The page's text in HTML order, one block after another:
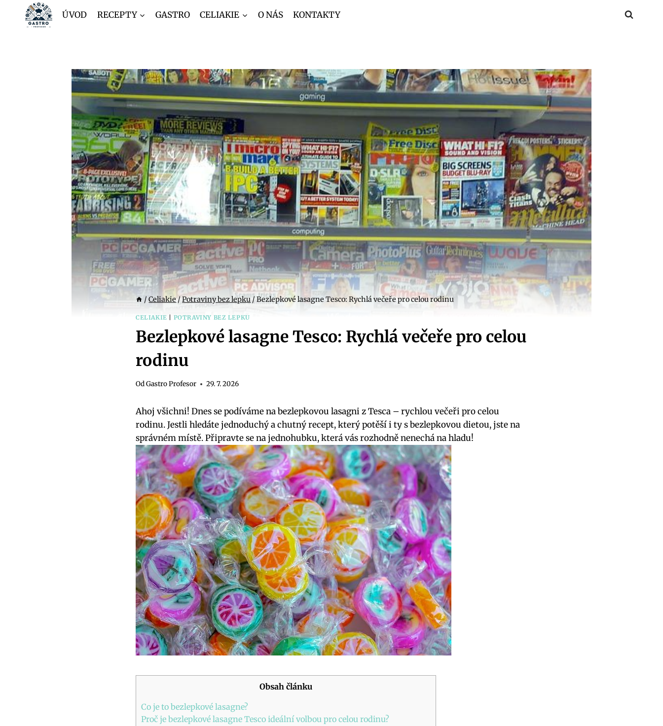
Přeskočit
ÚVOD RECEPTY GASTRO CELIAKIE O NÁS KONTAKTY
/ Celiakie/Potraviny bez lepku/Bezlepkové lasagne Tesco: Rychlá večeře pro celou rodinu
CELIAKIE | POTRAVINY BEZ LEPKU
Bezlepkové lasagne Tesco: Rychlá večeře pro celou
rodinu
OdGastro Profesor 29. 7. 2026
Ahoj všichni! Dnes se podíváme na bezlepkovou⁤ lasagni z Tesca – rychlou⁤ večeři pro celou
rodinu. Jestli hledáte jednoduchý a chutný recept, který‌ potěší i ‌ty ⁢s bezlepkovou‍ dietou,⁤ jste na ​
správném místě. ​Připravte se na ⁣jednohubku, která vás rozhodně nenechá‌ na hladu!
Obsah článku
Co⁤ je ‌to ‌bezlepkové lasagne?
Proč je bezlepkové lasagne Tesco ideální ​volbou pro celou rodinu?